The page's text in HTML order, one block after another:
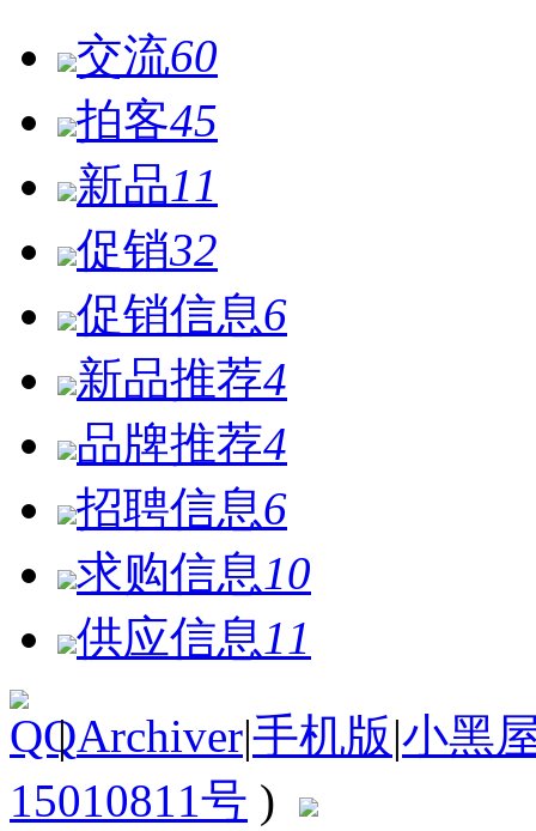
交流60
拍客45
新品11
促销32
促销信息6
新品推荐4
品牌推荐4
招聘信息6
求购信息 10
供应信息 11
| Archiver|手机版|小黑
15010811号 )